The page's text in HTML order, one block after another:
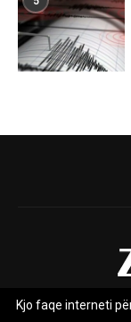
Kjo faqe interneti